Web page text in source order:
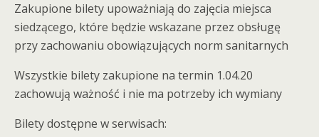
Zakupione bilety upoważniają do zajęcia miejsca
siedzącego, które będzie wskazane przez obsługę
przy zachowaniu obowiązujących norm sanitarnych
Wszystkie bilety zakupione na termin 1.04.20
zachowują ważność i nie ma potrzeby ich wymiany
Bilety dostępne w serwisach: